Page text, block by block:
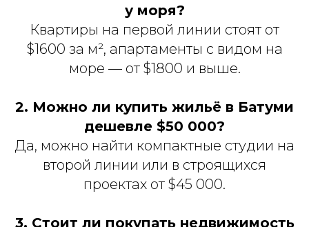
у моря?
Квартиры на первой линии стоят от
$1600 за м², апартаменты с видом на
море — от $1800 и выше.
2. Можно ли купить жильё в Батуми
дешевле $50 000?
Да, можно найти компактные студии на
второй линии или в строящихся
проектах от $45 000.
3. Стоит ли покупать недвижимость